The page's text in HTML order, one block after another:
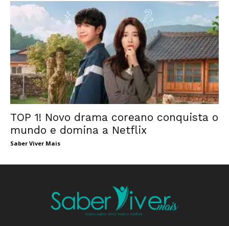
TOP 1! Novo drama coreano conquista o
mundo e domina a Netflix
Saber Viver Mais